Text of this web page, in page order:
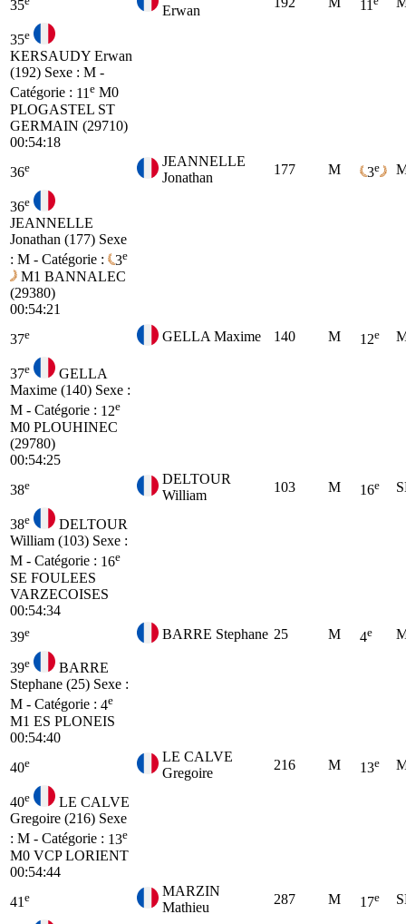
35
Erwan
11
35e
KERSAUDY Erwan
(192) Sexe : M -
Catégorie : 11 e M0
PLOGASTEL ST
GERMAIN (29710)
00:54:18
36e
JEANNELLE
Jonathan
177 M 3e
36e
JEANNELLE
Jonathan (177) Sexe
: M - Catégorie :
3e
M1 BANNALEC
(29380)
00:54:21
37e GELLA Maxime 140 M 12e
37e
GELLA
Maxime (140) Sexe :
M - Catégorie : 12e
M0 PLOUHINEC
(29780)
00:54:25
38e
DELTOUR
William
103 M 16e
38e
DELTOUR
William (103) Sexe :
M - Catégorie : 16e
SE FOULEES
VARZECOISES
00:54:34
39e BARRE Stephane 25 M 4e
39e
BARRE
Stephane (25) Sexe :
M - Catégorie : 4e
M1 ES PLONEIS
00:54:40
40e
LE CALVE
Gregoire
216 M 13e
40e
LE CALVE
Gregoire (216) Sexe
: M - Catégorie : 13e
M0 VCP LORIENT
00:54:44
41 e
MARZIN
Mathieu
287 M 17e